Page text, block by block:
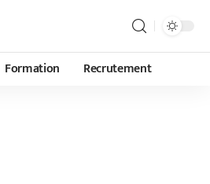
Formation Recrutement